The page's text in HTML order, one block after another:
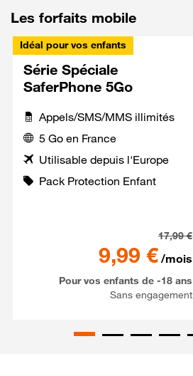
Les forfaits mobile
Idéal pour vos enfants
Série Spéciale
SaferPhone 5Go
Appels/SMS/MMS illimités
5 Go en France
Utilisable depuis l'Europe
Pack Protection Enfant
17,99€
9,99 € /mois
Pour vos enfants de -18 ans
Sans engagement